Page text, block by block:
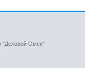
"Деловой Омск"